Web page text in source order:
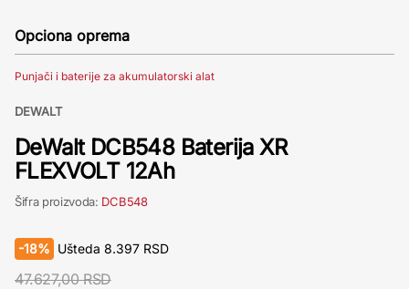
Opciona oprema
Punjači i baterije za akumulatorski alat
DEWALT
DeWalt DCB548 Baterija XR
FLEXVOLT 12Ah
Šifra proizvoda: DCB548
-18% Ušteda 8.397 RSD
47.627,00 RSD